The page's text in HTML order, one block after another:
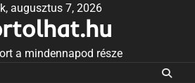
augusztus 7, 2026
a mindennapod része